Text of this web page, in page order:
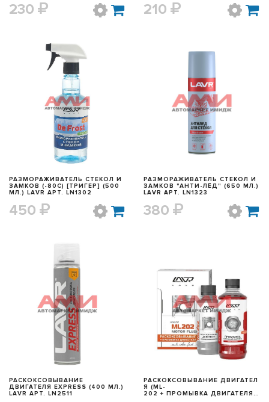
230 210
БЫСТРЫЙ ПРОСМОТР
РАЗМОРАЖИВАТЕЛЬ СТЕКОЛ И
ЗАМКОВ (-80С) [ТРИГЕР] (500
МЛ.) LAVR АРТ. LN1302
450
БЫСТРЫЙ ПРОСМОТР
РАЗМОРАЖИВАТЕЛЬ СТЕКОЛ И
ЗАМКОВ "АНТИ-ЛЁД" (650 МЛ.)
LAVR АРТ. LN1323
380
БЫСТРЫЙ ПРОСМОТР
РАСКОКСОВЫВАНИЕ
ДВИГАТЕЛЯ EXPRESS (400 МЛ.)
LAVR АРТ. LN2511
БЫСТРЫЙ ПРОСМОТР
РАСКОКСОВЫВАНИЕ ДВИГАТЕЛ
Я (ML-
202 + ПРОМЫВКА ДВИГАТЕЛЯ 1